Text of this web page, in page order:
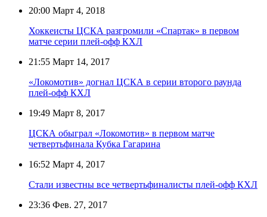
20:00 Март 4, 2018
Хоккеисты ЦСКА разгромили «Спартак» в первом
матче серии плей-офф КХЛ
21:55 Март 14, 2017
«Локомотив» догнал ЦСКА в серии второго раунда
плей-офф КХЛ
19:49 Март 8, 2017
ЦСКА обыграл «Локомотив» в первом матче
четвертьфинала Кубка Гагарина
16:52 Март 4, 2017
Стали известны все четвертьфиналисты плей-офф КХЛ
23:36 Фев. 27, 2017